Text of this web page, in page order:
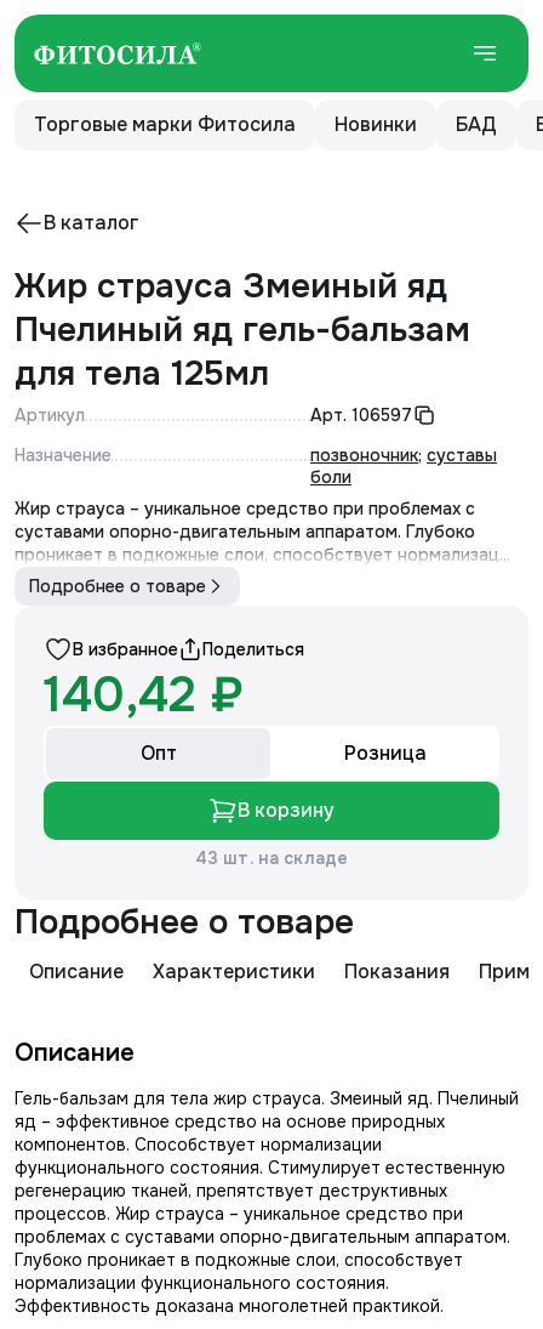
Торговые марки Фитосила Новинки БАД
В каталог
Жир страуса Змеиный яд
Пчелиный яд гель-бальзам
для тела 125мл
Артикул Арт. 106597
Назначение
позвоночник; суставы
боли
Жир страуса – уникальное средство при проблемах с
суставами опорно-двигательным аппаратом. Глубоко
проникает в подкожные слои, способствует нормализац...
Подробнее о товаре
В избранное Поделиться
140,42 ₽
Опт Розница
В корзину
43 шт. на складе
Подробнее о товаре
Описание Характеристики Показания
Описание
Гель-бальзам для тела жир страуса. Змеиный яд. Пчелиный
яд – эффективное средство на основе природных
компонентов. Способствует нормализации
функционального состояния. Стимулирует естественную
регенерацию тканей, препятствует деструктивных
процессов. Жир страуса – уникальное средство при
проблемах с суставами опорно-двигательным аппаратом.
Глубоко проникает в подкожные слои, способствует
нормализации функционального состояния.
Эффективность доказана многолетней практикой.